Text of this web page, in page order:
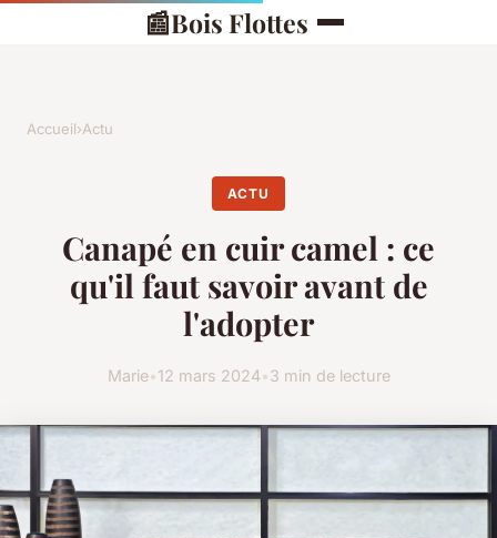
📰Bois Flottes
Accueil›Actu
ACTU
Canapé en cuir camel : ce
qu'il faut savoir avant de
l'adopter
Marie•12 mars 2024•3 min de lecture